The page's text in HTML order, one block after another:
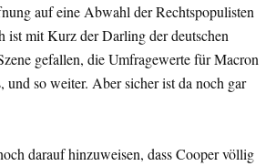
auf eine Abwahl der Rechtspopulisten
ist mit Kurz der Darling der deutschen
gefallen, die Umfragewerte für Macron
und so weiter. Aber sicher ist da noch gar
darauf hinzuweisen, dass Cooper völlig